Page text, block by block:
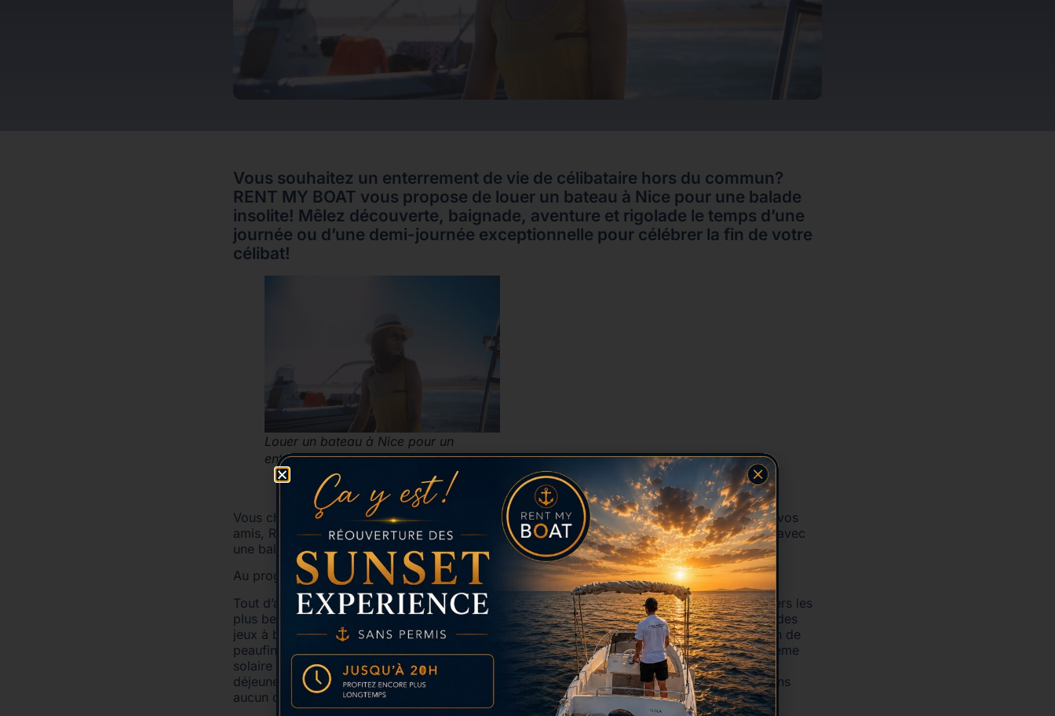
Vous souhaitez un enterrement de vie de célibataire hors du commun?
RENT MY BOAT vous propose de louer un bateau à Nice pour une balade
insolite! Mêlez découverte, baignade, aventure et rigolade le temps d’une
journée ou d’une demi-journée exceptionnelle pour célébrer la fin de votre
célibat!
Louer un bateau à Nice pour un
enterrement de vie de célibataire
Vous cherchez une idée hors originale pour organiser l’enterrement de vie de célibataire de vos
amis, RENT MY BOAT vous propose de louer un bateau à Nice ! En effet, faites-vous plaisir avec
une balade en mer le temps d’une journée inoubliable. Amusement garantit!
Au programme, une journée idéale à partager entre amis!
Tout d’abord, vous disposerez d’un bateau rien que pour vous! Vous pourrez vous diriger vers les
plus bellescalanques dans les environs de Nice
Fun et rigolade assuré! À vous d’organiser des
jeux à bord et de proposer des gages à l’heureux(se) élu(e). De plus, c’est le meilleur moyen de
peaufiner son bronzage pour le grand jour! Attention tout de même au coup de soleil! La crème
solaire est vivement conseillée! Surtout, prévoyez une bonne playlist pour l’ambiance et un
déjeuner gourmet arrosé de champagne (à consommer tout de même avec modération)! Sans
aucun doute, vous partagerez un moment fort et émouvant dans un cadre paradisiaque.